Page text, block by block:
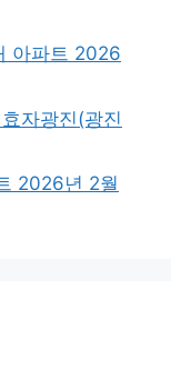
아파트 2026
자광진(광진
2026년 2월